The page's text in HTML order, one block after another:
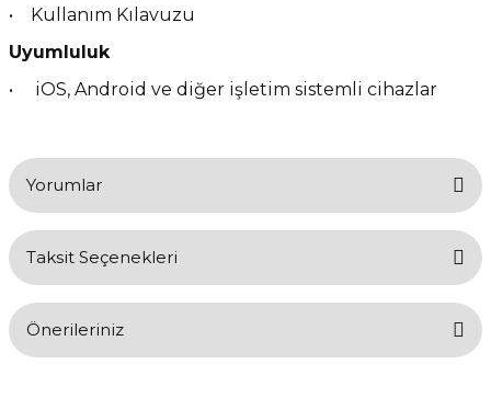
• Kullanım Kılavuzu
Uyumluluk
• iOS, Android ve diğer işletim sistemli cihazlar
Yorumlar
Taksit Seçenekleri
Önerileriniz